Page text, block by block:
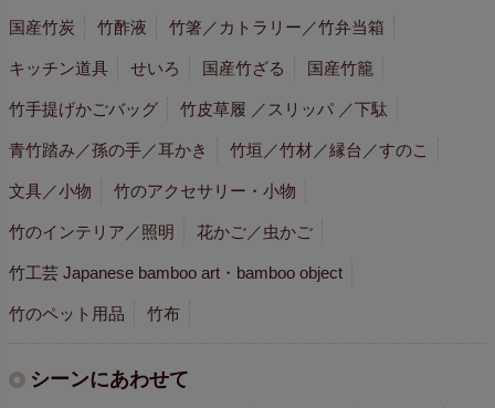
国産竹炭 竹酢液 竹箸／カトラリー／竹弁当箱
キッチン道具 せいろ 国産竹ざる 国産竹籠
竹手提げかごバッグ 竹皮草履 ／スリッパ ／下駄
青竹踏み／孫の手／耳かき 竹垣／竹材／縁台／すのこ
文具／小物 竹のアクセサリー・小物
竹のインテリア／照明 花かご／虫かご
竹工芸 Japanese bamboo art・bamboo object
竹のペット用品 竹布
シーンにあわせて